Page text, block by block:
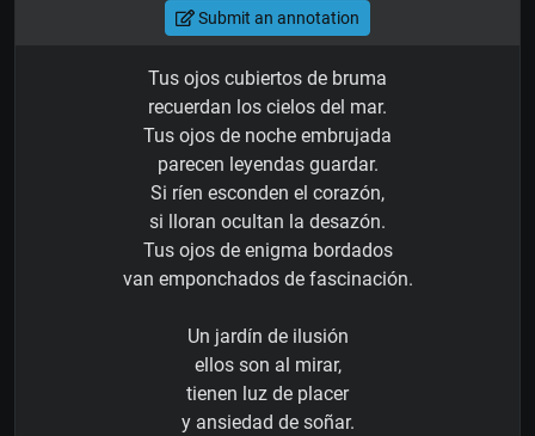
Submit an annotation
Tus ojos cubiertos de bruma
recuerdan los cielos del mar.
Tus ojos de noche embrujada
parecen leyendas guardar.
Si ríen esconden el corazón,
si lloran ocultan la desazón.
Tus ojos de enigma bordados
van emponchados de fascinación.
Un jardín de ilusión
ellos son al mirar,
tienen luz de placer
y ansiedad de soñar.